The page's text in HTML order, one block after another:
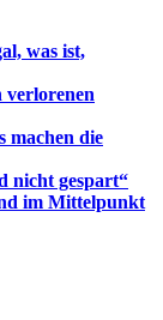
was ist,
machen die
nicht gespart“
im Mittelpunkt